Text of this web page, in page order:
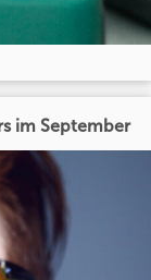
im September